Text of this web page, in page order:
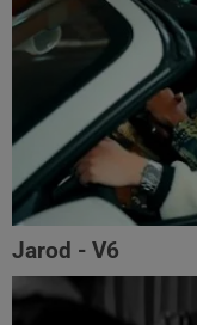
Jarod - V6